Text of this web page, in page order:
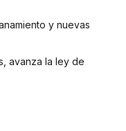
y nuevas
avanza la ley de